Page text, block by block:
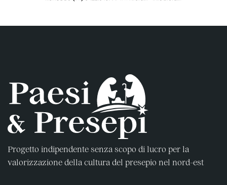
Progetto indipendente senza scopo di lucro per la
valorizzazione della cultura del presepio nel nord-est